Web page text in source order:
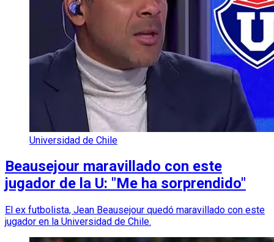
Universidad de Chile
Beausejour maravillado con este
jugador de la U: "Me ha sorprendido"
El ex futbolista, Jean Beausejour quedó maravillado con este
jugador en la Universidad de Chile.